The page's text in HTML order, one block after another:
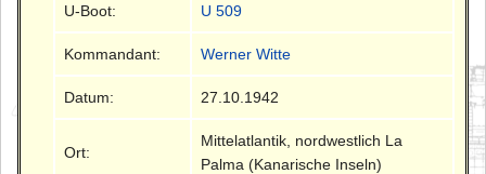
U-Boot: U 509
Kommandant: Werner Witte
Datum: 27.10.1942
Ort:
Mittelatlantik, nordwestlich La
Palma (Kanarische Inseln)